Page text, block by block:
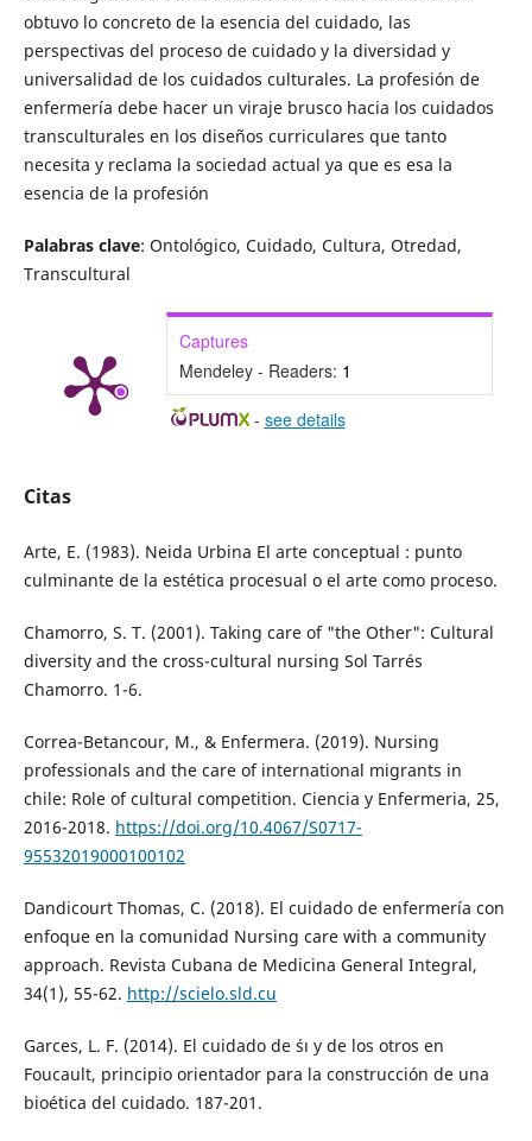
obtuvo lo concreto de la esencia del cuidado, las
perspectivas del proceso de cuidado y la diversidad y
universalidad de los cuidados culturales. La profesión de
enfermería debe hacer un viraje brusco hacia los cuidados
transculturales en los diseños curriculares que tanto
necesita y reclama la sociedad actual ya que es esa la
esencia de la profesión
Palabras clave: Ontológico, Cuidado, Cultura, Otredad,
Transcultural
Captures
Mendeley - Readers: 1
- see details
Citas
Arte, E. (1983). Neida Urbina El arte conceptual : punto
culminante de la estética procesual o el arte como proceso.
Chamorro, S. T. (2001). Taking care of "the Other": Cultural
diversity and the cross-cultural nursing Sol Tarrés
Chamorro. 1-6.
Correa-Betancour, M., & Enfermera. (2019). Nursing
professionals and the care of international migrants in
chile: Role of cultural competition. Ciencia y Enfermeria, 25,
2016-2018. https://doi.org/10.4067/S0717-
95532019000100102
Dandicourt Thomas, C. (2018). El cuidado de enfermería con
enfoque en la comunidad Nursing care with a community
approach. Revista Cubana de Medicina General Integral,
34(1), 55-62. http://scielo.sld.cu
Garces, L. F. (2014). El cuidado de śı y de los otros en
Foucault, principio orientador para la construcción de una
bioética del cuidado. 187-201.